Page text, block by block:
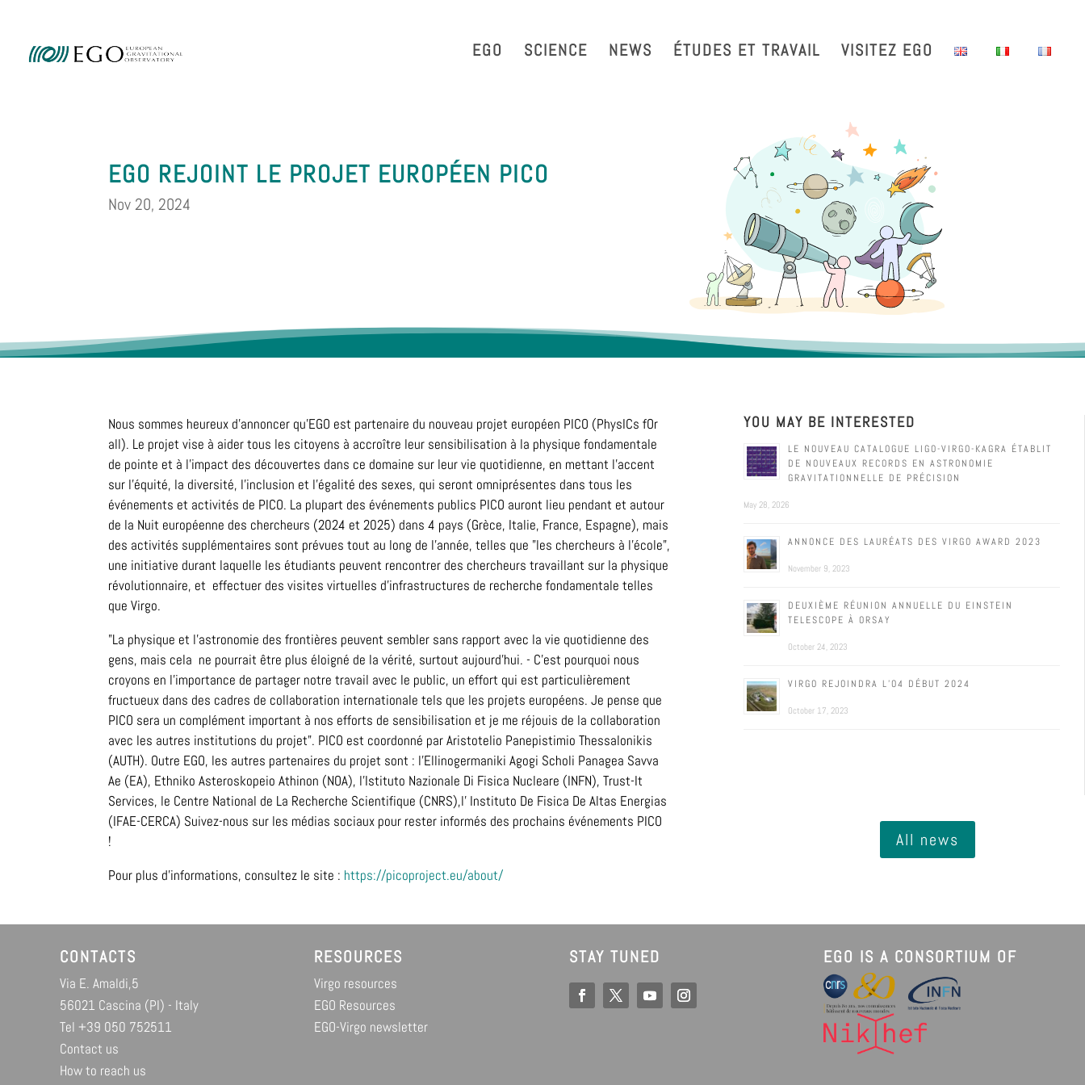
EGO SCIENCE NEWS ÉTUDES ET TRAVAIL VISITEZ EGO
EGO REJOINT LE PROJET EUROPÉEN PICO
Nov 20, 2024
Nous sommes heureux d'annoncer qu'EGO est partenaire du nouveau projet européen PICO (PhysICs fOr
all). Le projet vise à aider tous les citoyens à accroître leur sensibilisation à la physique fondamentale
de pointe et à l'impact des découvertes dans ce domaine sur leur vie quotidienne, en mettant l'accent
sur l'équité, la diversité, l'inclusion et l'égalité des sexes, qui seront omniprésentes dans tous les
événements et activités de PICO. La plupart des événements publics PICO auront lieu pendant et autour
de la Nuit européenne des chercheurs (2024 et 2025) dans 4 pays (Grèce, Italie, France, Espagne), mais
des activités supplémentaires sont prévues tout au long de l'année, telles que "les chercheurs à l'école",
une initiative durant laquelle les étudiants peuvent rencontrer des chercheurs travaillant sur la physique
révolutionnaire, et effectuer des visites virtuelles d'infrastructures de recherche fondamentale telles
que Virgo.
"La physique et l'astronomie des frontières peuvent sembler sans rapport avec la vie quotidienne des
gens, mais cela ne pourrait être plus éloigné de la vérité, surtout aujourd'hui. - C'est pourquoi nous
croyons en l'importance de partager notre travail avec le public, un effort qui est particulièrement
fructueux dans des cadres de collaboration internationale tels que les projets européens. Je pense que
PICO sera un complément important à nos efforts de sensibilisation et je me réjouis de la collaboration
avec les autres institutions du projet". PICO est coordonné par Aristotelio Panepistimio Thessalonikis
(AUTH). Outre EGO, les autres partenaires du projet sont : l’Ellinogermaniki Agogi Scholi Panagea Savva
Ae (EA), Ethniko Asteroskopeio Athinon (NOA), l’Istituto Nazionale Di Fisica Nucleare (INFN), Trust-It
Services, le Centre National de La Recherche Scientifique (CNRS),l’ Instituto De Fisica De Altas Energias
(IFAE-CERCA) Suivez-nous sur les médias sociaux pour rester informés des prochains événements PICO
!
Pour plus d'informations, consultez le site : https://picoproject.eu/about/
YOU MAY BE INTERESTED
LE NOUVEAU CATALOGUE LIGO-VIRGO-KAGRA ÉTABLIT
DE NOUVEAUX RECORDS EN ASTRONOMIE
GRAVITATIONNELLE DE PRÉCISION
May 28, 2026
ANNONCE DES LAURÉATS DES VIRGO AWARD 2023
November 9, 2023
DEUXIÈME RÉUNION ANNUELLE DU EINSTEIN
TELESCOPE À ORSAY
October 24, 2023
VIRGO REJOINDRA L’O4 DÉBUT 2024
October 17, 2023
All news
CONTACTS
Via E. Amaldi,5
56021 Cascina (PI) - Italy
Tel +39 050 752511
Contact us
How to reach us
RESOURCES
Virgo resources
EGO Resources
EGO-Virgo newsletter
STAY TUNED EGO IS A CONSORTIUM OF